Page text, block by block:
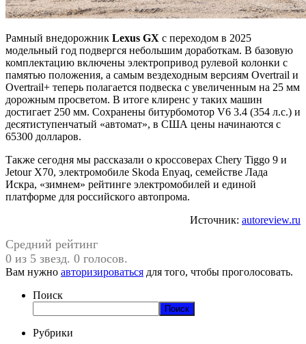
Рамный внедорожник Lexus GX с переходом в 2025
модельный год подвергся небольшим доработкам. В базовую
комплектацию включены электропривод рулевой колонки с
памятью положения, а самым вездеходным версиям Overtrail и
Overtrail+ теперь полагается подвеска с увеличенным на 25 мм
дорожным просветом. В итоге клиренс у таких машин
достигает 250 мм. Сохранены битурбомотор V6 3.4 (354 л.с.) и
десятиступенчатый «автомат», в США цены начинаются с
65300 долларов.
Также сегодня мы рассказали о кроссоверах Chery Tiggo 9 и
Jetour X70, электромобиле Skoda Enyaq, семействе Лада
Искра, «зимнем» рейтинге электромобилей и единой
платформе для российского автопрома.
Источник: autoreview.ru
Средний рейтинг
0 из 5 звезд. 0 голосов.
Вам нужно авторизироваться для того, чтобы проголосовать.
Поиск
Поиск
Рубрики